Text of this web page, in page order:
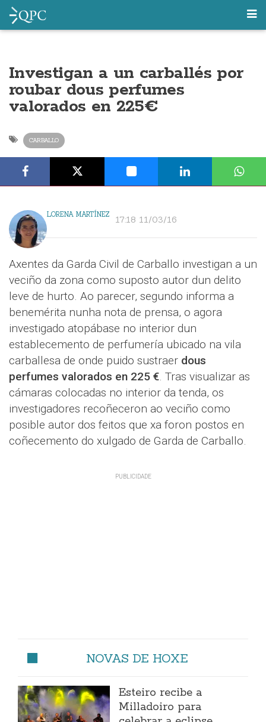
Investigan a un carballés por
roubar dous perfumes
valorados en 225€
CARBALLO
LORENA MARTÍNEZ 17:18 11/03/16
Axentes da Garda Civil de Carballo investigan a un
veciño da zona como suposto autor dun delito
leve de hurto. Ao parecer, segundo informa a
benemérita nunha nota de prensa, o agora
investigado atopábase no interior dun
establecemento de perfumería ubicado na vila
carballesa de onde puido sustraer dous
perfumes valorados en 225 €. Tras visualizar as
cámaras colocadas no interior da tenda, os
investigadores recoñeceron ao veciño como
posible autor dos feitos que xa foron postos en
coñecemento do xulgado de Garda de Carballo.
NOVAS DE HOXE
Esteiro recibe a
Milladoiro para